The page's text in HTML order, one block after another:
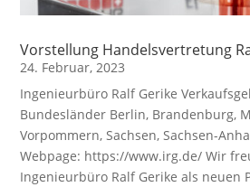
Vorstellung Handelsvertretung
24. Februar, 2023
Ingenieurbüro Ralf Gerike
Bundesländer Berlin, Brandenburg,
Vorpommern, Sachsen, Sachsen-
Webpage: https://www.irg.de/ Wir
Ingenieurbüro Ralf Gerike als neuen